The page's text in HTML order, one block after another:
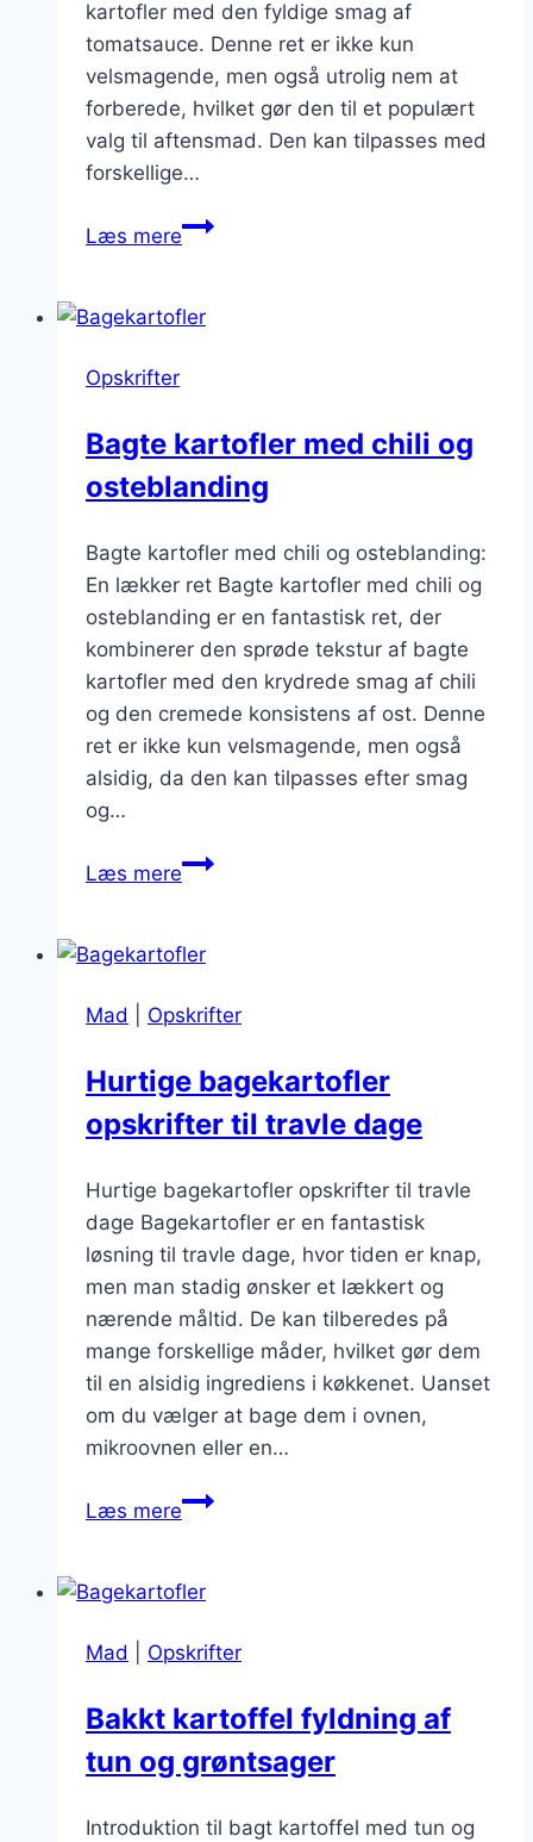
kartofler med den fyldige smag af
tomatsauce. Denne ret er ikke kun
velsmagende, men også utrolig nem at
forberede, hvilket gør den til et populært
valg til aftensmad. Den kan tilpasses med
forskellige…
Læs mereBagte
tomatsauce
Opskrifter
Bagte kartofler med chili og
osteblanding
Bagte kartofler med chili og osteblanding:
En lækker ret Bagte kartofler med chili og
osteblanding er en fantastisk ret, der
kombinerer den sprøde tekstur af bagte
kartofler med den krydrede smag af chili
og den cremede konsistens af ost. Denne
ret er ikke kun velsmagende, men også
alsidig, da den kan tilpasses efter smag
og…
Læs mereBagte
chili
osteblanding
Mad Opskrifter
Hurtige bagekartofler
opskrifter til travle dage
Hurtige bagekartofler opskrifter til travle
dage Bagekartofler er en fantastisk
løsning til travle dage, hvor tiden er knap,
men man stadig ønsker et lækkert og
nærende måltid. De kan tilberedes på
mange forskellige måder, hvilket gør dem
til en alsidig ingrediens i køkkenet. Uanset
om du vælger at bage dem i ovnen,
mikroovnen eller en…
Læs mereHurtige
til
dage
Mad Opskrifter
Bakkt kartoffel fyldning af
tun og grøntsager
Introduktion til bagt kartoffel med tun og